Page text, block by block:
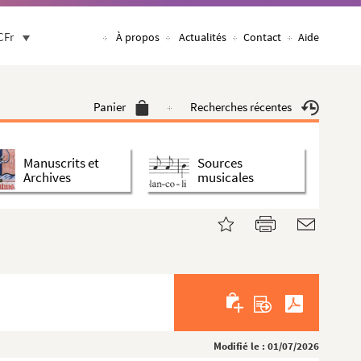
À propos Actualités Contact Aide
Panier Recherches récentes
Manuscrits et
Archives
Sources
musicales
Modifié le : 01/07/2026